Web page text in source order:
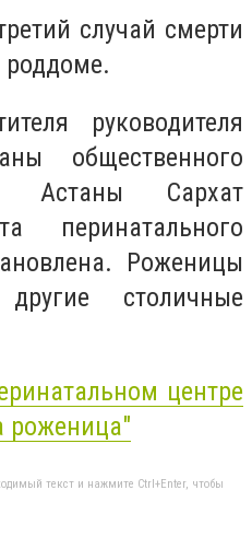
случай смерти
руководителя
общественного
Астаны Сархат
перинатального
Роженицы
столичные
центре
роженица"
текст и нажмите Ctrl+Enter, чтобы